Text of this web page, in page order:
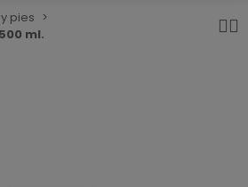
pies
ml.